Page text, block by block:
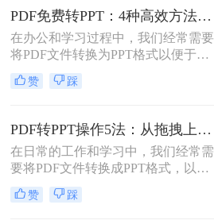
改成PPT呢？以下是五种常用方法的
详细说明，帮助您根据需求高效完成
文档整合。
PDF免费转PPT：4种高效方法的速度、精度和文件限制实测！
在办公和学习过程中，我们经常需要
将PDF文件转换为PPT格式以便于演
示或编辑。那么怎么免费把pdf转换成
ppt呢？本文将详细介绍几种免费的方
赞 踩
PDF转PPT操作5法：从拖拽上传到批量转换的完整步骤！
在日常的工作和学习中，我们经常需
要将PDF文件转换成PPT格式，以便
进行编辑、展示和分享。那么PDF怎
么转换成PPT呢？本文将介绍五种将
赞 踩